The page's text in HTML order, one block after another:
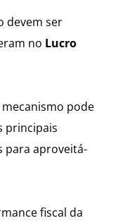
devem ser
no Lucro
pode
principais
para aproveitá-
fiscal da